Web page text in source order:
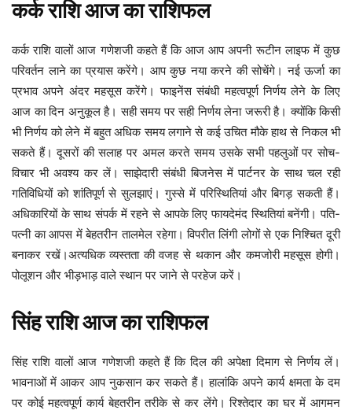
कर्कराशिआजकाराशिफल
कर्क राशि वालों आज गणेशजी कहते हैं कि आज आप अपनी रूटीन लाइफ में कुछ
परिवर्तन लाने का प्रयास करेंगे। आप कुछ नया करने की सोचेंगे। नई ऊर्जा का
प्रभाव अपने अंदर महसूस करेंगे। फाइनेंस संबंधी महत्वपूर्ण निर्णय लेने के लिए
आज का दिन अनुकूल है। सही समय पर सही निर्णय लेना जरूरी है। क्योंकि किसी
भी निर्णय को लेने में बहुत अधिक समय लगाने से कई उचित मौके हाथ से निकल भी
सकते हैं। दूसरों की सलाह पर अमल करते समय उसके सभी पहलुओं पर सोच-
विचार भी अवश्य कर लें। साझेदारी संबंधी बिजनेस में पार्टनर के साथ चल रही
गतिविधियों को शांतिपूर्ण से सुलझाएं। गुस्से में परिस्थितियां और बिगड़ सकती हैं।
अधिकारियों के साथ संपर्क में रहने से आपके लिए फायदेमंद स्थितियां बनेंगी। पति-
पत्नी का आपस में बेहतरीन तालमेल रहेगा। विपरीत लिंगी लोगों से एक निश्चित दूरी
बनाकर रखें।अत्यधिक व्यस्तता की वजह से थकान और कमजोरी महसूस होगी।
पोलूशन और भीड़भाड़ वाले स्थान पर जाने से परहेज करें।
सिंहराशिआजकाराशिफल
सिंह राशि वालों आज गणेशजी कहते हैं कि दिल की अपेक्षा दिमाग से निर्णय लें।
भावनाओं में आकर आप नुकसान कर सकते हैं। हालांकि अपने कार्य क्षमता के दम
पर कोई महत्वपूर्ण कार्य बेहतरीन तरीके से कर लेंगे। रिश्तेदार का घर में आगमन